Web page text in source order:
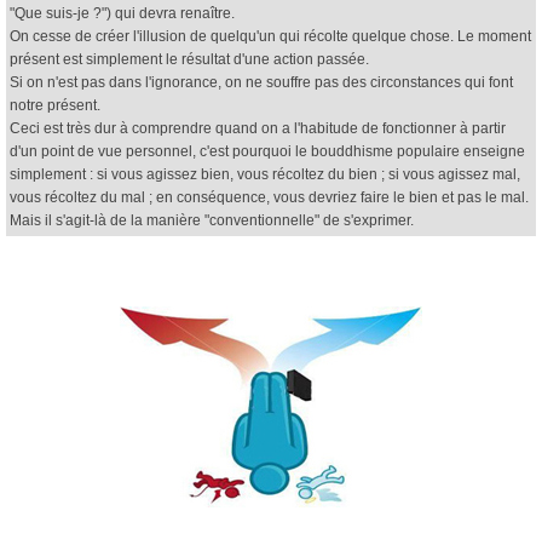
"Que suis-je ?") qui devra renaître.
On cesse de créer l'illusion de quelqu'un qui récolte quelque chose. Le moment
présent est simplement le résultat d'une action passée.
Si on n'est pas dans l'ignorance, on ne souffre pas des circonstances qui font
notre présent.
Ceci est très dur à comprendre quand on a l'habitude de fonctionner à partir
d'un point de vue personnel, c'est pourquoi le bouddhisme populaire enseigne
simplement : si vous agissez bien, vous récoltez du bien ; si vous agissez mal,
vous récoltez du mal ; en conséquence, vous devriez faire le bien et pas le mal.
Mais il s'agit-là de la manière "conventionnelle" de s'exprimer.